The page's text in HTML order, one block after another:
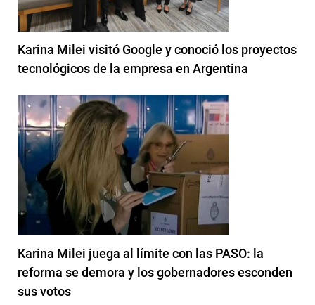
Karina Milei visitó Google y conoció los proyectos
tecnológicos de la empresa en Argentina
Karina Milei juega al límite con las PASO: la
reforma se demora y los gobernadores esconden
sus votos